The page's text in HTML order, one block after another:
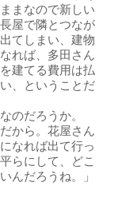
まなので新しい
屋で隣とつなが
てしまい、建物
れば、多田さん
建てる費用は払
、ということだ
のだろうか。
から。花屋さん
なれば出て行っ
らにして、どこ
んだろうね。」